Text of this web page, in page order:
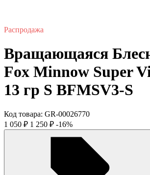
Распродажа
Вращающаяся
Fox Minnow Super
13 гр S BFMSV3-S
Код товара: GR-00026770
1 050 ₽ 1 250 ₽ -16%